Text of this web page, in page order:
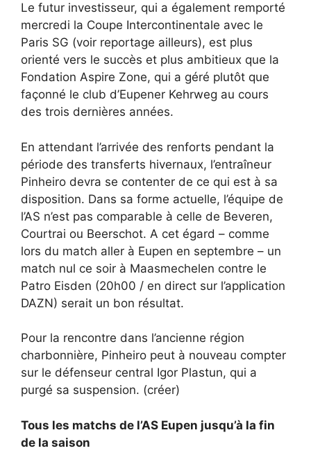
Le futur investisseur, qui a également remporté
mercredi la Coupe Intercontinentale avec le
Paris SG (voir reportage ailleurs), est plus
orienté vers le succès et plus ambitieux que la
Fondation Aspire Zone, qui a géré plutôt que
façonné le club d’Eupener Kehrweg au cours
des trois dernières années.
En attendant l’arrivée des renforts pendant la
période des transferts hivernaux, l’entraîneur
Pinheiro devra se contenter de ce qui est à sa
disposition. Dans sa forme actuelle, l’équipe de
l’AS n’est pas comparable à celle de Beveren,
Courtrai ou Beerschot. A cet égard – comme
lors du match aller à Eupen en septembre – un
match nul ce soir à Maasmechelen contre le
Patro Eisden (20h00 / en direct sur l’application
DAZN) serait un bon résultat.
Pour la rencontre dans l’ancienne région
charbonnière, Pinheiro peut à nouveau compter
sur le défenseur central Igor Plastun, qui a
purgé sa suspension. (créer)
Tous les matchs de l’AS Eupen jusqu’à la fin
de la saison